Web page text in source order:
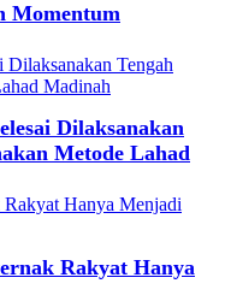
Momentum
Dilaksanakan
Metode Lahad
Rakyat Hanya